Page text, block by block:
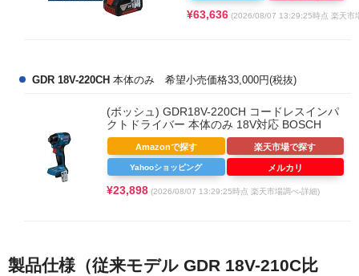
¥63,636 (2026/08/07 13:29:25時点 楽天市
GDR 18V-220CH 本体のみ 希望小売価格33,000円(税抜)
(ボッシュ) GDR18V-220CH コードレスインパ
クトドライバー 本体のみ 18V対応 BOSCH
¥23,898 (2026/08/07 13:29:25時点 楽天市場調べ-詳細)
Amazonで探す 楽天市場で探す
Yahooショッピング メルカリ
製品仕様（従来モデル GDR 18V-210C比